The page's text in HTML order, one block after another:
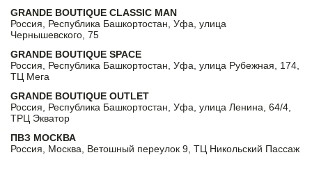
GRANDE BOUTIQUE CLASSIC MAN
Россия, Республика Башкортостан, Уфа, улица
Чернышевского, 75
GRANDE BOUTIQUE SPACE
Россия, Республика Башкортостан, Уфа, улица Рубежная, 174,
ТЦ Мега
GRANDE BOUTIQUE OUTLET
Россия, Республика Башкортостан, Уфа, улица Ленина, 64/4,
ТРЦ Экватор
ПВЗ МОСКВА
Россия, Москва, Ветошный переулок 9, ТЦ Никольский Пассаж